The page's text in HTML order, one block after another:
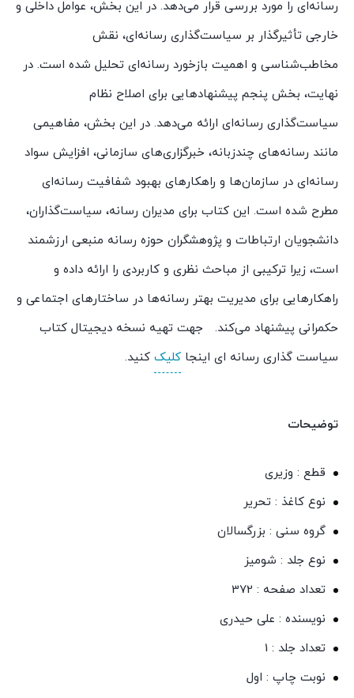
رسانه‌ای را مورد بررسی قرار می‌دهد. در این بخش، عوامل داخلی و
خارجی تأثیرگذار بر سیاست‌گذاری رسانه‌ای، نقش
مخاطب‌شناسی و اهمیت بازخورد رسانه‌ای تحلیل شده است. در
نهایت، بخش پنجم پیشنهادهایی برای اصلاح نظام
سیاست‌گذاری رسانه‌ای ارائه می‌دهد. در این بخش، مفاهیمی
مانند رسانه‌های چندزبانه، خبرگزاری‌های سازمانی، افزایش سواد
رسانه‌ای در سازمان‌ها و راهکارهای بهبود شفافیت رسانه‌ای
مطرح شده است. این کتاب برای مدیران رسانه، سیاست‌گذاران،
دانشجویان ارتباطات و پژوهشگران حوزه رسانه منبعی ارزشمند
است، زیرا ترکیبی از مباحث نظری و کاربردی را ارائه داده و
راهکارهایی برای مدیریت بهتر رسانه‌ها در ساختارهای اجتماعی و
حکمرانی پیشنهاد می‌کند. جهت تهیه نسخه دیجیتال کتاب
سیاست گذاری رسانه ای اینجا کلیک کنید.
توضیحات
قطع : وزیری
نوع کاغذ : تحریر
گروه سنی : بزرگسالان
نوع جلد : شومیز
تعداد صفحه : 372
نویسنده : علی حیدری
تعداد جلد : 1
نوبت چاپ : اول